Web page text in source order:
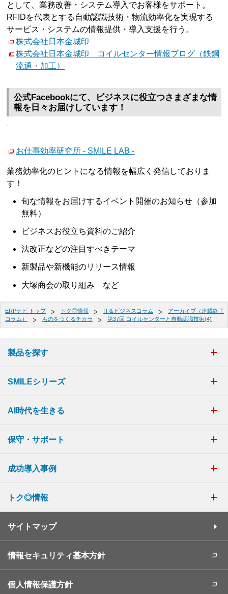
として、業務改善・システム導入でお客様をサポート。
RFIDを代表とする自動認識技術・物流効率化を実現する
サービス・システムの情報提供・導入支援を行う。
株式会社日本金城印
株式会社日本金城印 コイルセンター情報ブログ（鉄鋼
流通・加工）
公式Facebookにて、ビジネスに役立つさまざまな情
報を日々お届けしています！
お仕事効率研究所 - SMILE LAB -
業務効率化のヒントになる情報を幅広く発信しておりま
す！
旬な情報をお届けするイベント開催のお知らせ（参加
無料）
ビジネスお役立ち資料のご紹介
法改正などの注目すべきテーマ
新製品や新機能のリリース情報
大塚商会の取り組み など
ERPナビ トップ トク◎情報 IT＆ビジネスコラム
アーカイブ（連載終了
コラム）
ものをつくるチカラ 第37回 コイルセンターと自動認識技術(4)
製品を探す
SMILEシリーズ
AI時代を生きる
保守・サポート
成功導入事例
トク◎情報
サイトマップ
情報セキュリティ基本方針
個人情報保護方針